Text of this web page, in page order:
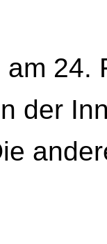
am 24.
der